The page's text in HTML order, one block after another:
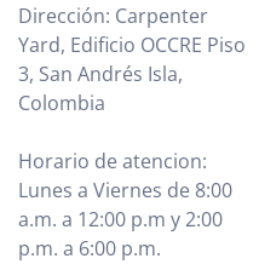
Dirección: Carpenter
Yard, Edificio OCCRE Piso
3, San Andrés Isla,
Colombia
Horario de atencion:
Lunes a Viernes de 8:00
a.m. a 12:00 p.m y 2:00
p.m. a 6:00 p.m.